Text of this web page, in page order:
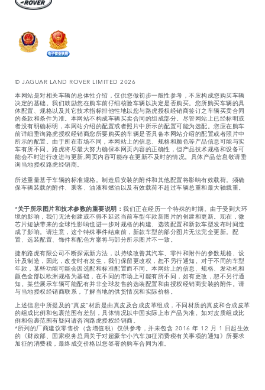
© JAGUAR LAND ROVER LIMITED 2026
本网站是对相关车辆的总体性介绍，仅供您做初步一般性参考，不应构成您购买车辆
决定的基础。我们鼓励您在购车前仔细核验车辆以决定是否购买。您所购买车辆的具
体配置、规格以及其它技术指标排他性地以您与路虎授权经销商签订之车辆买卖合同
的条款和条件为准。本网站不构成车辆买卖合同的组成部分。尽管网站上已经标明或
者没有明确标明，本网站介绍的配置或者照片中所示的配置可能为选配。您应在购车
前详细垂询路虎授权经销商您所要购买的车辆是否具备本网站介绍的配置或者照片中
所示的配置。由于所在市场不同，本网站上的信息、规格和颜色等产品信息可能与实
车有所不同。路虎将尽最大努力确保本网页内容的正确性，但产品技术规格和设备可
能会不时进行改进与更新,网页内容可能存在更新不及时的情况。具体产品信息敬请垂
询当地授权路虎经销商。
所述重量基于车辆的标准规格。制造后安装的附件和其他配置将影响有效载荷。须确
保车辆装载的附件、乘客、油液和燃油以及有效载荷不超过车辆总重和最大轴载重。
*关于所示图片和技术参数的重要说明： 我们正在经历一个特殊的时期。由于受到大环
境的影响，我们无法创建或不得不延迟当前车型年款新图片的创建和更新。现在，微
芯片短缺带来的全球性影响也进一步对规格的构建、选装配置和新款车型发布时间造
成了影响。请注意，这个特殊事件结束前，新款车型的部分图片无法完全更新。配
置、选装配置、饰件和配色方案将与部分所示图片不一致。
捷豹路虎有限公司不断探索新方法，以持续改善其汽车、零件和附件的参数规格、设
计及制造，因此，改变时有发生，我们保留更改权，恕不另行通知。对于不同的车型
年款，某些功能可能会因选配和标准配置而不同。本网站上的信息、规格、发动机和
颜色全部以欧洲规格为基础，在不同的市场上可能有所不同，如有更改，恕不另行通
知。某些展示车辆可能配有并非全球发售的选装配置和由授权经销商安装的附件。请
与当地授权经销商联系，了解当地的供货情况和实际价格。
上述信息中所提及的“真皮”材质是由真皮及合成皮革组成，不同材质的真皮和合成皮革
的组成比例和包裹范围有差别，具体情况以中国实际上市产品为准。如对皮质组成比
例和包裹范围有疑问请咨询路虎授权经销商。
*所列的厂商建议零售价（含增值税）仅供参考，并未包含 2016 年 12 月 1 日起生效
的《财政部、国家税务总局关于对超豪华小汽车加征消费税有关事项的通知》所要求
加征的消费税，最终成交价格以您签署的购车合同为准。